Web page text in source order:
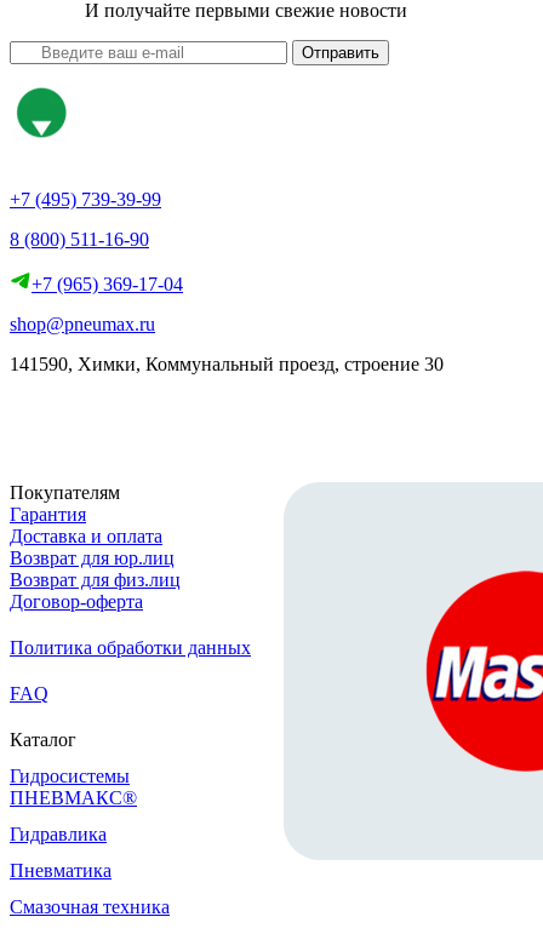
И получайте первыми свежие новости
Отправить
+7 (495) 739-39-99
8 (800) 511-16-90
+7 (965) 369-17-04
shop@pneumax.ru
141590, Химки, Коммунальный проезд, строение 30
Покупателям
Гарантия
Доставка и оплата
Возврат для юр.лиц
Возврат для физ.лиц
Договор-оферта
Политика обработки данных
FAQ
Каталог
Гидросистемы
ПНЕВМАКС®
Гидравлика
Пневматика
Смазочная техника